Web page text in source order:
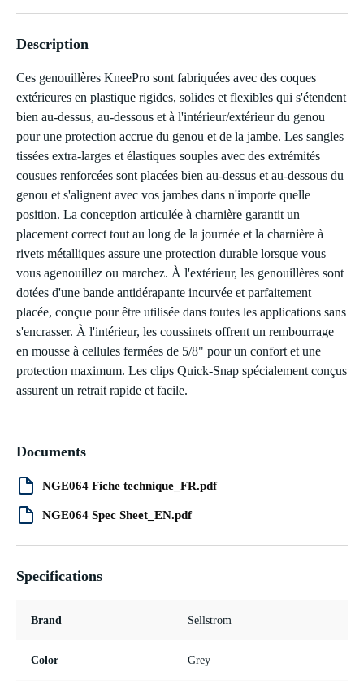
Description
Ces genouillères KneePro sont fabriquées avec des coques
extérieures en plastique rigides, solides et flexibles qui s'étendent
bien au-dessus, au-dessous et à l'intérieur/extérieur du genou
pour une protection accrue du genou et de la jambe. Les sangles
tissées extra-larges et élastiques souples avec des extrémités
cousues renforcées sont placées bien au-dessus et au-dessous du
genou et s'alignent avec vos jambes dans n'importe quelle
position. La conception articulée à charnière garantit un
placement correct tout au long de la journée et la charnière à
rivets métalliques assure une protection durable lorsque vous
vous agenouillez ou marchez. À l'extérieur, les genouillères sont
dotées d'une bande antidérapante incurvée et parfaitement
placée, conçue pour être utilisée dans toutes les applications sans
s'encrasser. À l'intérieur, les coussinets offrent un rembourrage
en mousse à cellules fermées de 5/8" pour un confort et une
protection maximum. Les clips Quick-Snap spécialement conçus
assurent un retrait rapide et facile.
Documents
NGE064 Fiche technique_FR.pdf
NGE064 Spec Sheet_EN.pdf
Specifications
Brand Sellstrom
Color Grey